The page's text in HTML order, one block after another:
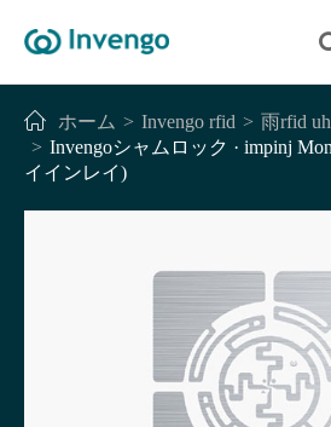
ホーム Invengo rfid
雨rfid
Invengoシャムロック · impinj
イインレイ)